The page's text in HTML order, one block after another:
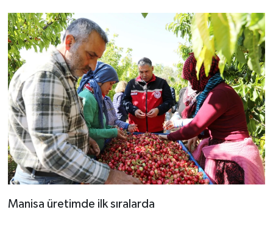
Manisa üretimde ilk sıralarda